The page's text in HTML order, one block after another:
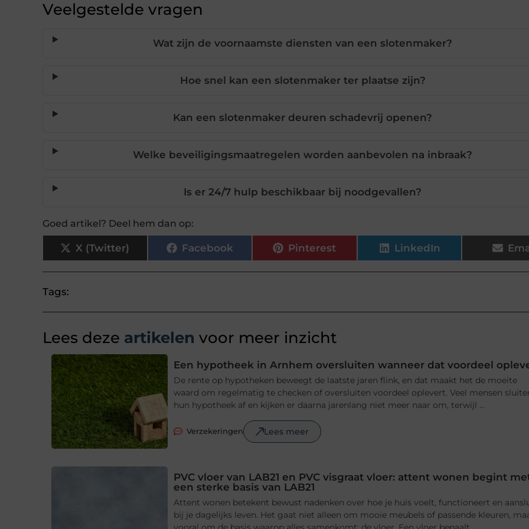
Veelgestelde vragen
Wat zijn de voornaamste diensten van een slotenmaker?
Hoe snel kan een slotenmaker ter plaatse zijn?
Kan een slotenmaker deuren schadevrij openen?
Welke beveiligingsmaatregelen worden aanbevolen na inbraak?
Is er 24/7 hulp beschikbaar bij noodgevallen?
Goed artikel? Deel hem dan op:
X (Twitter) Facebook Pinterest LinkedIn
Tags:
Lees deze artikelen voor meer inzicht
Een hypotheek in Arnhem oversluiten wanneer dat voordeel
De rente op hypotheken beweegt de laatste jaren flink, en dat maakt het de moeite
waard om regelmatig te checken of oversluiten voordeel oplevert. Veel mensen
hun hypotheek af en kijken er daarna jarenlang niet meer naar om, terwijl ...
Verzekeringen Lees meer
PVC vloer van LAB21 en PVC visgraat vloer: attent wonen begint
een sterke basis van LAB21
Attent wonen betekent bewust nadenken over hoe je huis voelt, functioneert en
bij je dagelijks leven. Het gaat niet alleen om mooie meubels of passende kleuren,